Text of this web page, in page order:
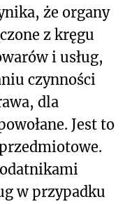
że organy
z kręgu
i usług,
czynności
dla
Jest to
w przypadku